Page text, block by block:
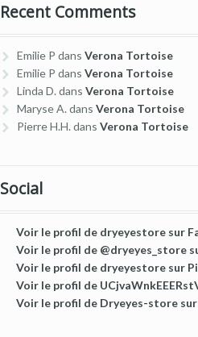
Recent Comments
Emilie P dans Verona Tortoise
Emilie P dans Verona Tortoise
Linda D. dans Verona Tortoise
Maryse A. dans Verona Tortoise
Pierre H.H. dans Verona Tortoise
Social
Voir le profil de dryeyestore sur
Voir le profil de @dryeyes_store
Voir le profil de dryeyestore sur
Voir le profil de
Voir le profil de Dryeyes-store